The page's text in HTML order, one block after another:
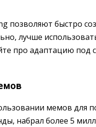
позволяют быстро
лучше
про адаптацию под
мемов для
набрал более 5